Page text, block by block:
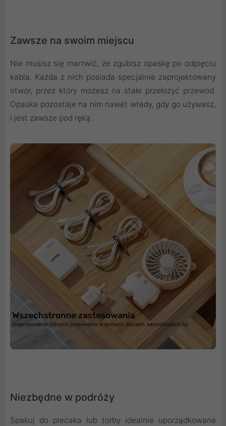
Zawsze na swoim miejscu
Nie musisz się martwić, że zgubisz opaskę po odpięciu
kabla. Każda z nich posiada specjalnie zaprojektowany
otwór, przez który możesz na stałe przełożyć przewód.
Opaska pozostaje na nim nawet wtedy, gdy go używasz,
i jest zawsze pod ręką.
Niezbędne w podróży
Spakuj do plecaka lub torby idealnie uporządkowane